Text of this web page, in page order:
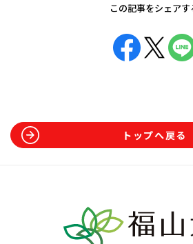
この記事をシェアす
トップへ戻る